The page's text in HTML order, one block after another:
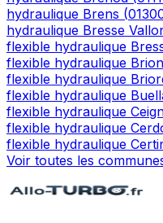
hydraulique Brens (
hydraulique Bresse
flexible hydraulique
flexible hydraulique Brion
flexible hydraulique
flexible hydraulique
flexible hydraulique
flexible hydraulique
flexible hydraulique
Voir toutes les